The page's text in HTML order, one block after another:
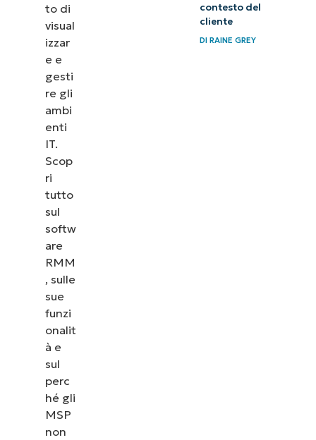
to di
visual
izzar
e e
gesti
re gli
ambi
enti
IT.
Scop
ri
tutto
sul
softw
are
RMM
, sulle
sue
funzi
onalit
à e
sul
perc
hé gli
MSP
non
contesto del
cliente
DI RAINE GREY